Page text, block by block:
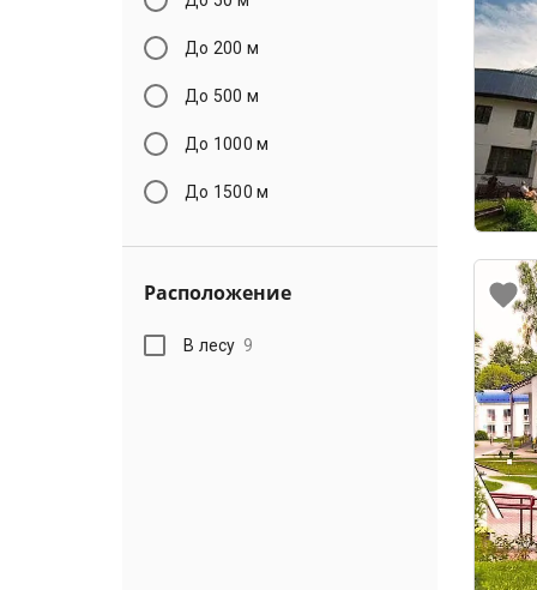
До 200 м
До 500 м
До 1000 м
До 1500 м
Расположение
В лесу 9